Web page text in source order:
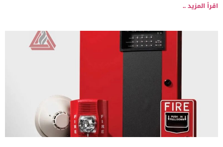
اقرأ المزيد ..